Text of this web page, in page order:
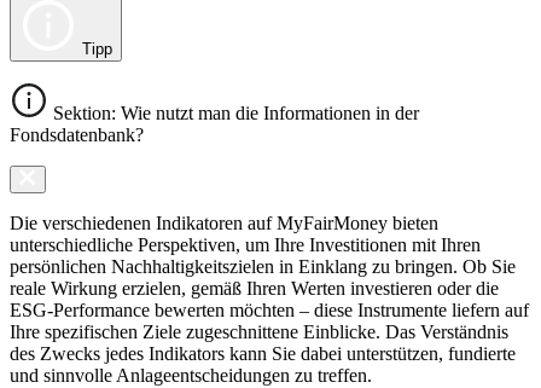
Tipp
Sektion: Wie nutzt man die Informationen in der
Fondsdatenbank?
Die verschiedenen Indikatoren auf MyFairMoney bieten
unterschiedliche Perspektiven, um Ihre Investitionen mit Ihren
persönlichen Nachhaltigkeitszielen in Einklang zu bringen. Ob Sie
reale Wirkung erzielen, gemäß Ihren Werten investieren oder die
ESG-Performance bewerten möchten – diese Instrumente liefern auf
Ihre spezifischen Ziele zugeschnittene Einblicke. Das Verständnis
des Zwecks jedes Indikators kann Sie dabei unterstützen, fundierte
und sinnvolle Anlageentscheidungen zu treffen.